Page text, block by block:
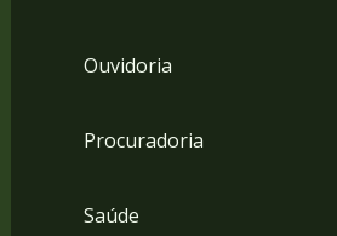
Ouvidoria
Procuradoria
Saúde